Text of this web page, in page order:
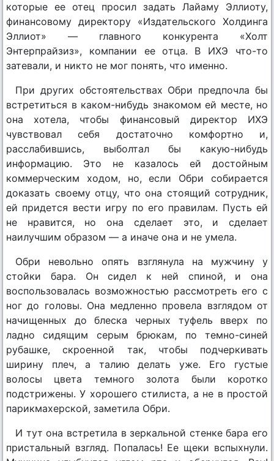
которые ее отец просил задать Лайаму Эллиоту,
финансовому директору «Издательского Холдинга
Эллиот» — главного конкурента «Холт
Энтерпрайзиз», компании ее отца. В ИХЭ что-то
затевали, и никто не мог понять, что именно.
При других обстоятельствах Обри предпочла бы
встретиться в каком-нибудь знакомом ей месте, но
она хотела, чтобы финансовый директор ИХЭ
чувствовал себя достаточно комфортно и,
расслабившись, выболтал бы какую-нибудь
информацию. Это не казалось ей достойным
коммерческим ходом, но, если Обри собирается
доказать своему отцу, что она стоящий сотрудник,
ей придется вести игру по его правилам. Пусть ей
не нравится, но она сделает это, и сделает
наилучшим образом — а иначе она и не умела.
Обри невольно опять взглянула на мужчину у
стойки бара. Он сидел к ней спиной, и она
воспользовалась возможностью рассмотреть его с
ног до головы. Она медленно провела взглядом от
начищенных до блеска черных туфель вверх по
ладно сидящим серым брюкам, по темно-синей
рубашке, скроенной так, чтобы подчеркивать
ширину плеч, а талию делать уже. Его густые
волосы цвета темного золота были коротко
подстрижены. У хорошего стилиста, а не в простой
парикмахерской, заметила Обри.
И тут она встретила в зеркальной стенке бара его
пристальный взгляд. Попалась! Ее щеки вспыхнули.